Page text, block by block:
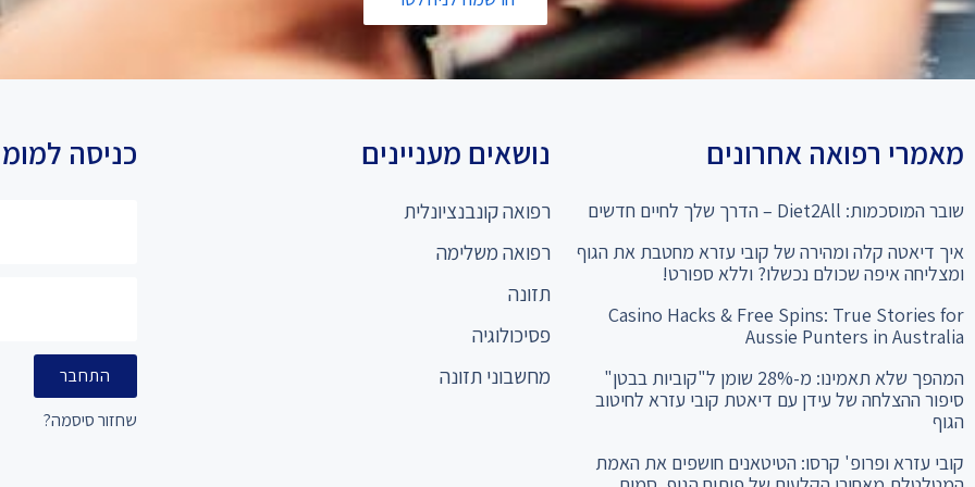
מאמרי רפואה אחרונים
שובר המוסכמות: Diet2All – הדרך שלך לחיים חדשים
איך דיאטה קלה ומהירה של קובי עזרא מחטבת את הגוף
ומצליחה איפה שכולם נכשלו? וללא ספורט!
Casino Hacks & Free Spins: True Stories for
Aussie Punters in Australia
המהפך שלא תאמינו: מ-28% שומן ל"קוביות בבטן"
סיפור ההצלחה של עידן עם דיאטת קובי עזרא לחיטוב
הגוף
קובי עזרא ופרופ' קרסו: הטיטאנים חושפים את האמת
נושאים מעניינים
רפואה קונבנציונלית
רפואה משלימה
תזונה
פסיכולוגיה
מחשבוני תזונה
כניסה
התחבר
שחזור סיסמה?